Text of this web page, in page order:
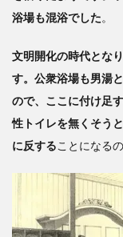
浴場も混浴でした。
文明開化の時代とな
す。公衆浴場も男湯
ので、ここに付け足
性トイレを無くそう
に反することになる